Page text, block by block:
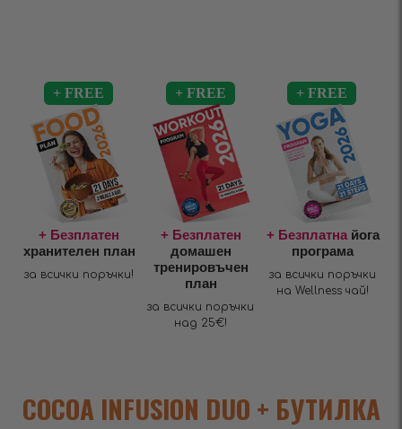
+ Безплатен
хранителен план
за всички поръчки!
+ Безплатен
домашен
тренировъчен
план
за всички поръчки
над 25€!
+ Безплатнайога
програма
за всички поръчки
на Wellness чай!
COCOA INFUSION DUO + БУТИЛКА